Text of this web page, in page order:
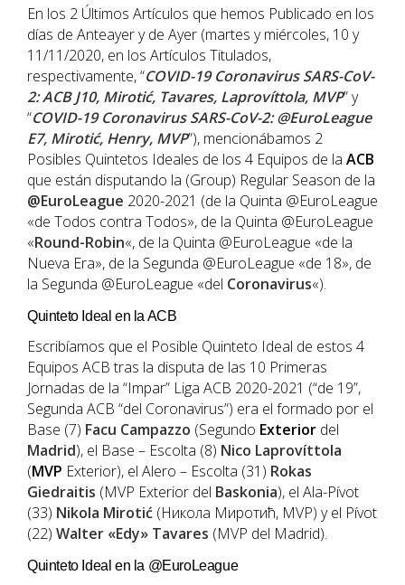
RIO 2016
En los 2 Últimos Artículos que hemos Publicado en los
días de Anteayer y de Ayer (martes y miércoles, 10 y
11/11/2020, en los Artículos Titulados,
respectivamente, “COVID-19 Coronavirus SARS-CoV-
2: ACB J10, Mirotić, Tavares, Laprovíttola, MVP” y
“COVID-19 Coronavirus SARS-CoV-2: @EuroLeague
E7, Mirotić, Henry, MVP”), mencionábamos 2
Posibles Quintetos Ideales de los 4 Equipos de la ACB
que están disputando la (Group) Regular Season de la
@EuroLeague 2020-2021 (de la Quinta @EuroLeague
«de Todos contra Todos», de la Quinta @EuroLeague
«Round-Robin«, de la Quinta @EuroLeague «de la
Nueva Era», de la Segunda @EuroLeague «de 18», de
la Segunda @EuroLeague «del Coronavirus«).
Quinteto Ideal en la ACB
Escribíamos que el Posible Quinteto Ideal de estos 4
Equipos ACB tras la disputa de las 10 Primeras
Jornadas de la “Impar” Liga ACB 2020-2021 (“de 19”,
Segunda ACB “del Coronavirus”) era el formado por el
Base (7) Facu Campazzo (Segundo Exterior del
Madrid), el Base – Escolta (8) Nico Laprovíttola
(MVP Exterior), el Alero – Escolta (31) Rokas
Giedraitis (MVP Exterior del Baskonia), el Ala-Pívot
(33) Nikola Mirotić (Никола Миротић, MVP) y el Pívot
(22) Walter «Edy» Tavares (MVP del Madrid).
Quinteto Ideal en la @EuroLeague